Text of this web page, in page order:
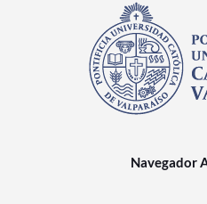
Navegador